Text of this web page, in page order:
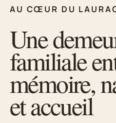
AU CŒUR DU
Une
familiale
mémoire,
et accueil